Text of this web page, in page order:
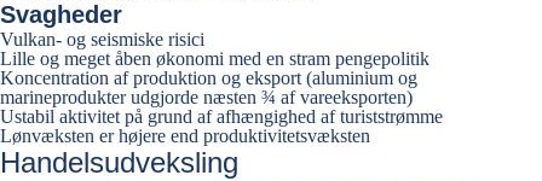
Svagheder
Vulkan- og seismiske risici
Lille og meget åben økonomi med en stram pengepolitik
Koncentration af produktion og eksport (aluminium og
marineprodukter udgjorde næsten ¾ af vareeksporten)
Ustabil aktivitet på grund af afhængighed af turiststrømme
Lønvæksten er højere end produktivitetsvæksten
Handelsudveksling